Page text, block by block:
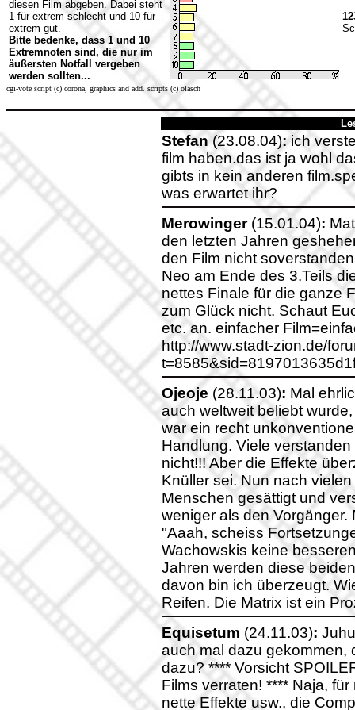
diesen Film abgeben. Dabei steht
1 für extrem schlecht und 10 für
extrem gut.
Bitte bedenke, dass 1 und 10
Extremnoten sind, die nur im
äußersten Notfall vergeben
werden sollten...
cgi-vote script (c) corona, graphics and add. scripts (c) olasch
Stefan (23.08.04):ich
film haben.das ist ja wohl
gibts in kein anderen
was erwartet ihr?
Merowinger(15.01.04):
den letzten Jahren
den Film nicht
Neo am Ende des 3.Teils
nettes Finale für die ganze
zum Glück nicht. Schaut
etc. an. einfacher
http://www.stadt-zion.de/
Ojeoje (28.11.03): Mal
auch weltweit beliebt
war ein recht
Handlung. Viele
nicht!!! Aber die Effekte
Knüller sei. Nun nach
Menschen gesättigt und
weniger als den
"Aaah, scheiss
Wachowskis keine
Jahren werden diese
davon bin ich überzeugt.
Reifen. Die Matrix ist ein
Equisetum (24.11.03):
auch mal dazu gekommen,
dazu? **** Vorsicht
Films verraten! **** Naja,
nette Effekte usw., die